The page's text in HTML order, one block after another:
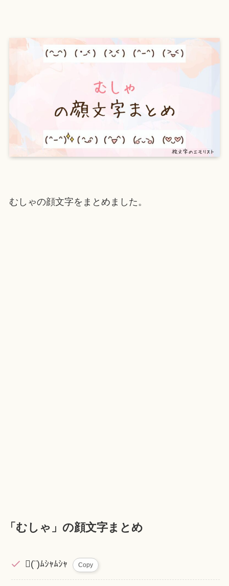
むしゃの顔文字をまとめました。
「むしゃ」の顔文字まとめ
(¨)ﾑｼｬﾑｼｬ Copy